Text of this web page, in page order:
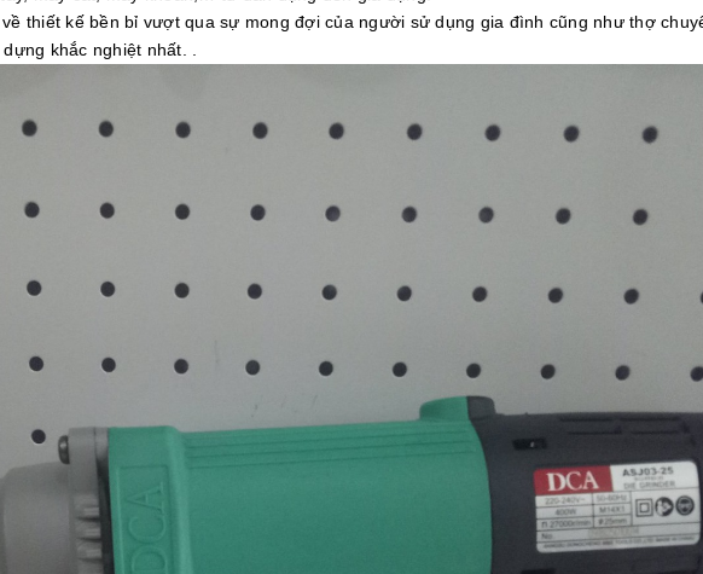
thiết kế bền bỉ vượt qua sự mong đợi của người sử dụng gia đình cũng như thợ
khắc nghiệt nhất. .